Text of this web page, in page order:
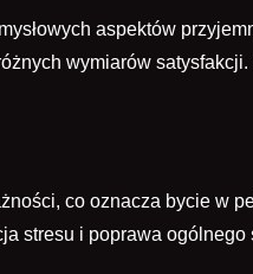
aspektów
wymiarów satysfakcji.
co oznacza bycie w
stresu i poprawa ogólnego